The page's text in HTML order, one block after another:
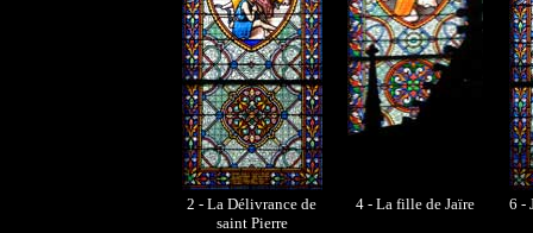
2 - La Délivrance de
saint Pierre
4 - La fille de Jaïre 6 -